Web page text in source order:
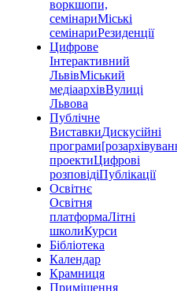
воркшопи,
семінариМіські
семінариРезиденції
Цифрове
Інтерактивний
ЛьвівМіський
медіаархівВулиці
Львова
Публічне
ВиставкиДискусійні
програми
проектиЦифрові
розповідіПублікації
Освітнє
Освітня
платформаЛітні
школиКурси
Бібліотека
Календар
Крамниця
Приміщення